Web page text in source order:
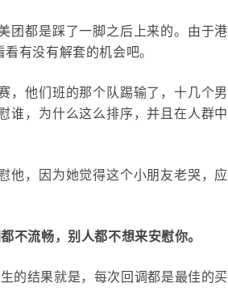
团都是踩了一脚之后上来的。由于港
有没有解套的机会吧。
，他们班的那个队踢输了，十几个男
谁，为什么这么排序，并且在人群中
他，因为她觉得这个小朋友老哭，应
不流畅，别人都不想来安慰你。
的结果就是，每次回调都是最佳的买